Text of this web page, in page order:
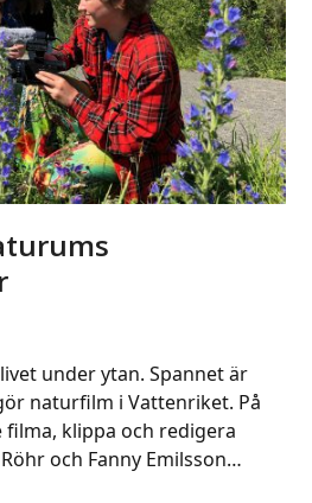
under ytan. Spannet är
naturfilm i Vattenriket. På
klippa och redigera
och Fanny Emilsson…